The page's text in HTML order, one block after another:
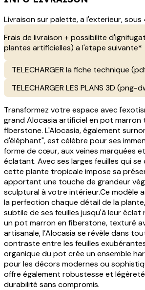
Livraison sur palette, a l'exterieur, sous
Frais de livraison + possibilite
plantes artificielles) a l'etape suivante*
TELECHARGER la fiche technique
TELECHARGER LES PLANS 3D (png-
Transformez votre espace avec
grand Alocasia artificiel en pot marron
fiberstone. L'Alocasia, également
d'éléphant", est célèbre pour ses
forme de cœur, aux veines marquées
éclatant. Avec ses larges feuilles qui
cette plante tropicale impose sa
apportant une touche de grandeur
sculptural à votre intérieur.Ce modèle
la perfection chaque détail de la
subtile de ses feuilles jusqu'à leur éclat
un pot marron en fiberstone, texturé
artisanale, l’Alocasia se révèle dans
contraste entre les feuilles
organique du pot crée un ensemble
pour les décors modernes ou
offre également robustesse et
durabilité sans compromis.